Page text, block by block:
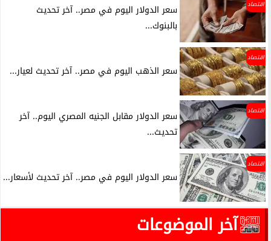
اقتصاد
سعر الدولار اليوم في مصر.. آخر تحديث
بالبنوك...
اقتصاد
سعر الذهب اليوم في مصر.. آخر تحديث لعيار...
اقتصاد
سعر الدولار مقابل الجنيه المصري اليوم.. آخر
تحديث...
اقتصاد
سعر الدولار اليوم في مصر.. آخر تحديث لأسعار...
آخر الموضوعات